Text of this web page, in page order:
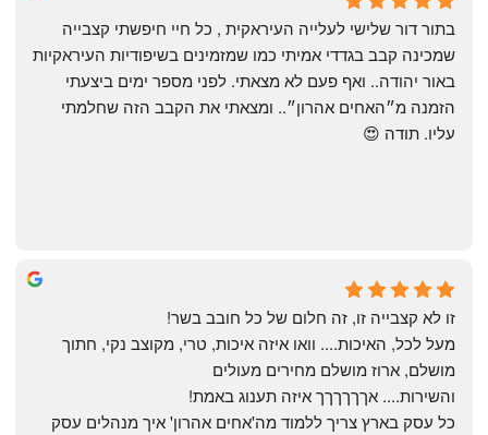
4 months ago
Yonatan Menashe
6 months ago
עליו. תודה 😍
זו לא קצבייה זו, זה חלום של כל חובב בשר!
מושלם, ארוז מושלם מחירים מעולים
והשירות.... אךךךךךך איזה תענוג באמת!